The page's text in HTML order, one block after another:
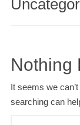
Nothing
It seems we
searching can